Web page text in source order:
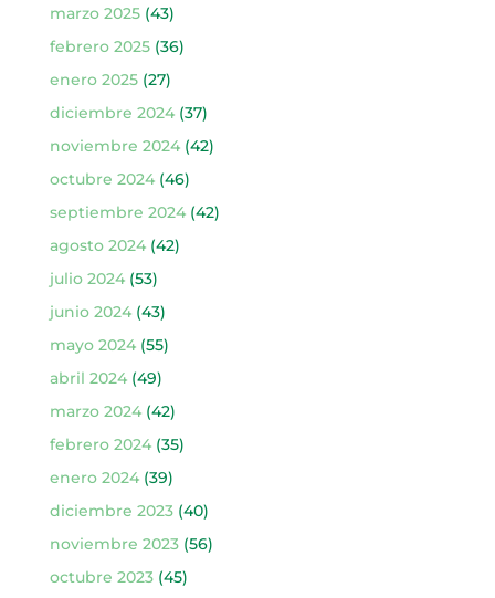
marzo 2025(43)
febrero 2025(36)
enero 2025(27)
diciembre 2024(37)
noviembre 2024(42)
octubre 2024(46)
septiembre 2024(42)
agosto 2024(42)
julio 2024(53)
junio 2024(43)
mayo 2024(55)
abril 2024(49)
marzo 2024(42)
febrero 2024(35)
enero 2024(39)
diciembre 2023(40)
noviembre 2023(56)
octubre 2023(45)